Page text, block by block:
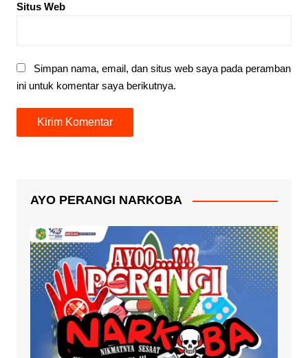
Situs Web
Simpan nama, email, dan situs web saya pada peramban
ini untuk komentar saya berikutnya.
AYO PERANGI NARKOBA